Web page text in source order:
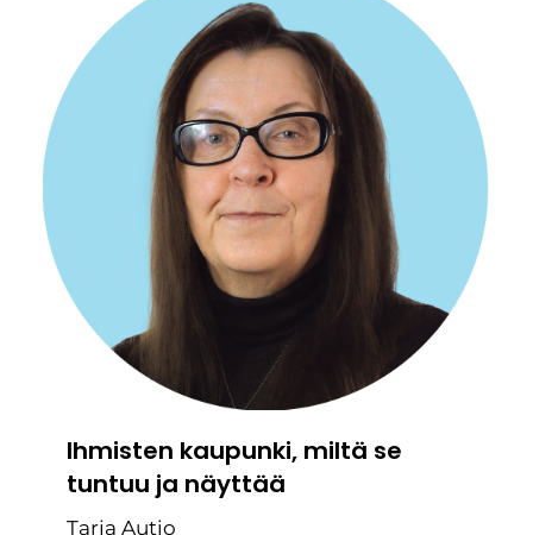
Ihmisten kaupunki, miltä se
tuntuu ja näyttää
Tarja Autio